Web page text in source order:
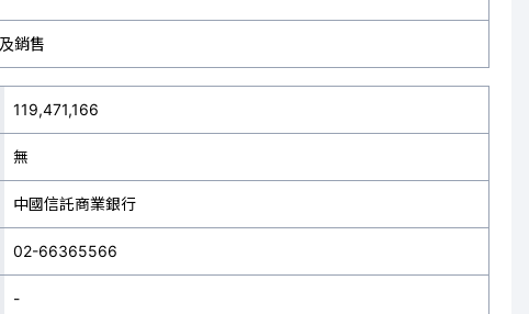
銷售
119,471,166
無
中國信託商業銀行
02-66365566
-